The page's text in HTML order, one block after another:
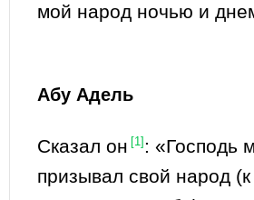
мой народ ночью и
Абу Адель
Сказал он [1] : «Господь
призывал свой народ